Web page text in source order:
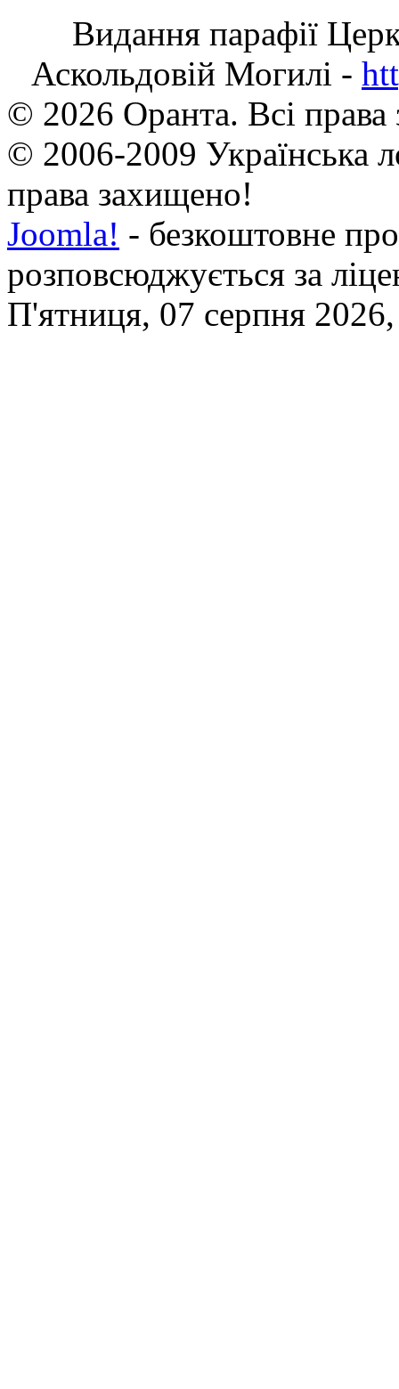
Видання парафії
Аскольдовій Могилі -
© 2026 Оранта. Всі
© 2006-2009 Українська
права захищено!
Joomla! - безкоштовне
розповсюджується за
П'ятниця, 07 серпня